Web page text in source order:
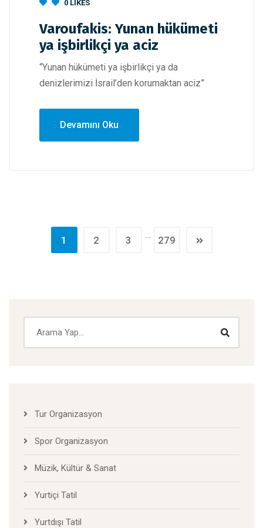
0 LIKES
Varoufakis: Yunan hükümeti
ya işbirlikçi ya aciz
“Yunan hükümeti ya işbirlikçi ya da
denizlerimizi İsrail’den korumaktan aciz”
Devamını Oku
1 2 3 … 279
Tur Organizasyon
Spor Organizasyon
Müzik, Kültür & Sanat
Yurtiçi Tatil
Yurtdışı Tatil